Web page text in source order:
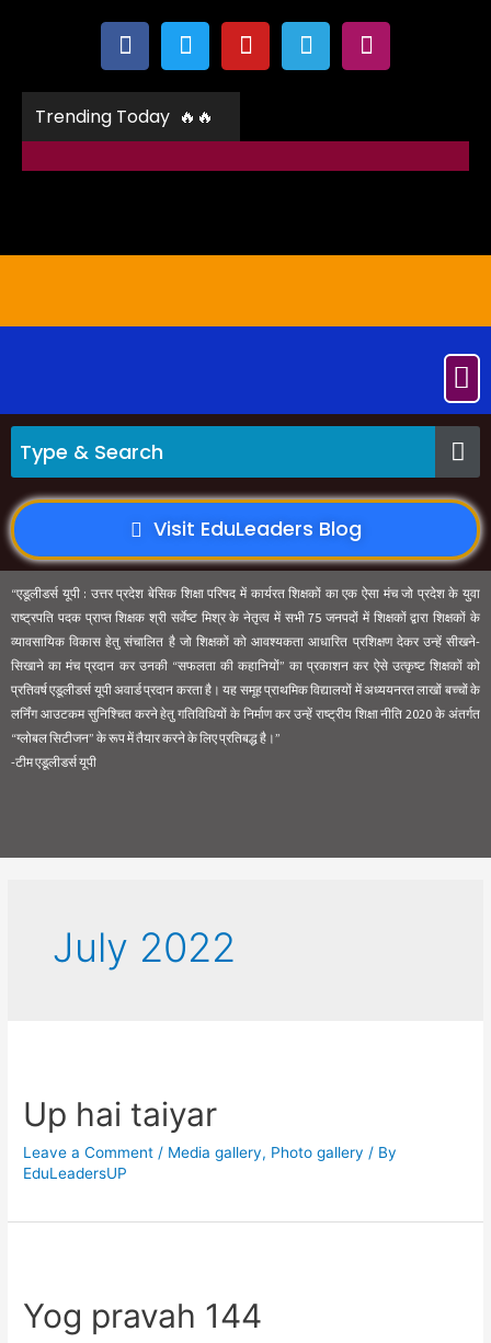
Trending Today 🔥🔥
Visit EduLeaders Blog
“एडूलीडर्स यूपी : उत्तर प्रदेश बेसिक शिक्षा परिषद में कार्यरत शिक्षकों का एक ऐसा मंच जो प्रदेश के युवा
राष्ट्रपति पदक प्राप्त शिक्षक श्री सर्वेष्ट मिश्र के नेतृत्व में सभी 75 जनपदों में शिक्षकों द्वारा शिक्षकों के
व्यावसायिक विकास हेतु संचालित है जो शिक्षकों को आवश्यकता आधारित प्रशिक्षण देकर उन्हें सीखने-
सिखाने का मंच प्रदान कर उनकी “सफलता की कहानियों” का प्रकाशन कर ऐसे उत्कृष्ट शिक्षकों को
प्रतिवर्ष एडूलीडर्स यूपी अवार्ड प्रदान करता है। यह समूह प्राथमिक विद्यालयों में अध्ययनरत लाखों बच्चों के
लर्निंग आउटकम सुनिश्चित करने हेतु गतिविधियों के निर्माण कर उन्हें राष्ट्रीय शिक्षा नीति 2020 के अंतर्गत
“ग्लोबल सिटीजन” के रूप में तैयार करने के लिए प्रतिबद्ध है।”
-टीम एडूलीडर्स यूपी
July 2022
Up hai taiyar
Leave a Comment / Media gallery, Photo gallery / By
EduLeadersUP
Yog pravah 144